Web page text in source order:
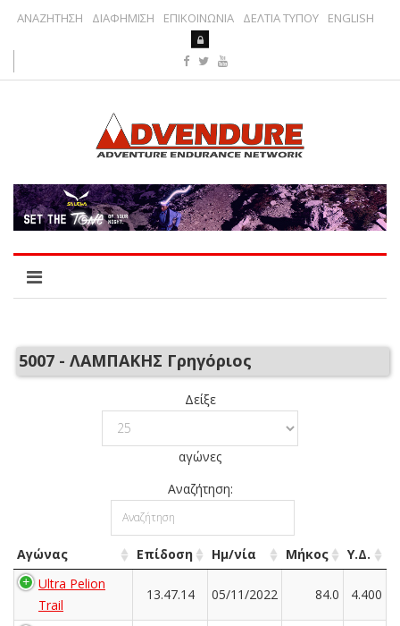
ΑΝΑΖΗΤΗΣΗ ΔΙΑΦΗΜΙΣΗ ΕΠΙΚΟΙΝΩΝΙΑ ΔΕΛΤΙΑ ΤΥΠΟΥ ENGLISH
5007 - ΛΑΜΠΑΚΗΣ Γρηγόριος
Δείξε
αγώνες
Αναζήτηση:
Αγώνας Επίδοση Ημ/νία Μήκος
Υ.Δ.
Ultra Pelion
Trail
13.47.14 05/11/2022 84.0 4.400